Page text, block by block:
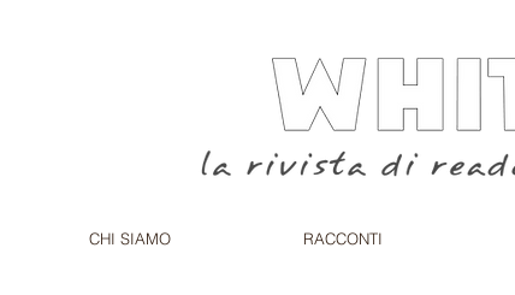
CHI SIAMO RACCONTI